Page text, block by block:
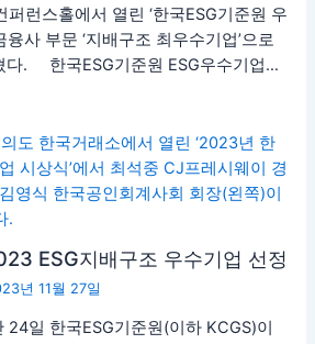
런스홀에서 열린 ‘한국ESG기준원 우
융사 부문 ‘지배구조 최우수기업’으로
다. 한국ESG기준원 ESG우수기업…
ESG지배구조 우수기업 선정
년 11월 27일
일 한국ESG기준원(이하 KCGS)이